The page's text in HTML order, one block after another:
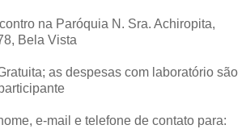
na Paróquia N. Sra. Achiropita,
Bela Vista
as despesas com laboratório são
e-mail e telefone de contato para: